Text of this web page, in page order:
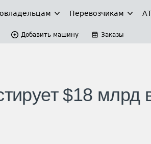
Перевозчикам
Добавить машину Заказы
$18 млрд